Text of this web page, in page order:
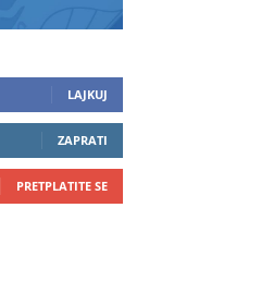
LAJKUJ
ZAPRATI
PRETPLATITE SE